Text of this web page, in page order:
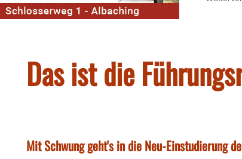
Das ist die
Mit Schwung geht's in die Neu-Einstudierung